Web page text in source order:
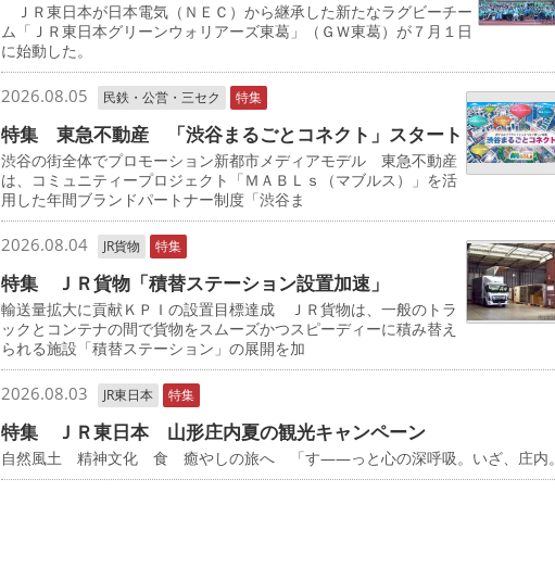
ＪＲ東日本が日本電気（ＮＥＣ）から継承した新たなラグビーチー
ム「ＪＲ東日本グリーンウォリアーズ東葛」（ＧＷ東葛）が７月１日
に始動した。
2026.08.05 民鉄・公営・三セク 特集
特集 東急不動産 「渋谷まるごとコネクト」スタート
渋谷の街全体でプロモーション新都市メディアモデル 東急不動産
は、コミュニティープロジェクト「ＭＡＢＬｓ（マブルス）」を活
用した年間ブランドパートナー制度「渋谷ま
2026.08.04 JR貨物 特集
特集 ＪＲ貨物「積替ステーション設置加速」
輸送量拡大に貢献ＫＰＩの設置目標達成 ＪＲ貨物は、一般のトラ
ックとコンテナの間で貨物をスムーズかつスピーディーに積み替え
られる施設「積替ステーション」の展開を加
2026.08.03 JR東日本 特集
特集 ＪＲ東日本 山形庄内夏の観光キャンペーン
自然風土 精神文化 食 癒やしの旅へ 「す――っと心の深呼吸。いざ、庄内。